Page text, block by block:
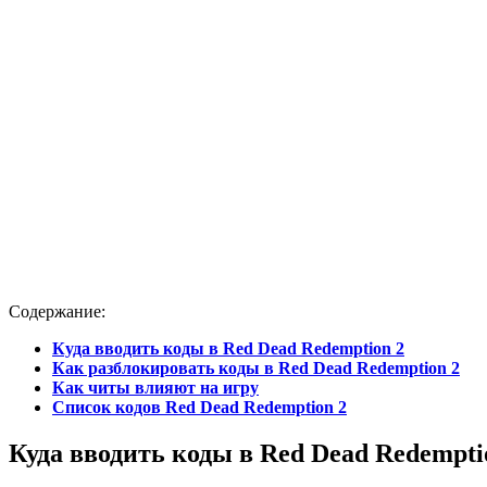
Содержание:
Куда вводить коды в Red Dead Redemption 2
Как разблокировать коды в Red Dead Redemption 2
Как читы влияют на игру
Список кодов Red Dead Redemption 2
Куда вводить коды в Red Dead